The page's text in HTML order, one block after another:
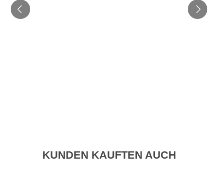
KUNDEN KAUFTEN AUCH